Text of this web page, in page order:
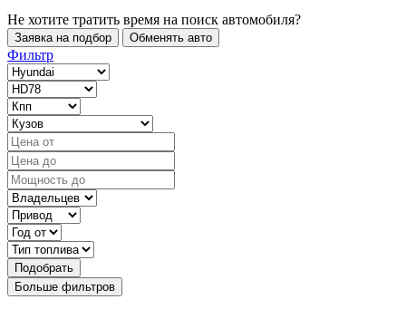
Не хотите тратить время на поиск автомобиля?
Заявка на подбор Обменять авто
Фильтр
Подобрать
Больше фильтров